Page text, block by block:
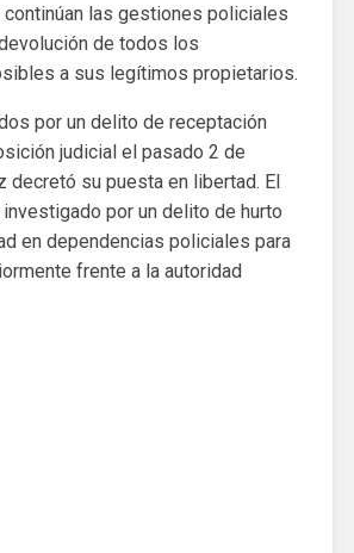
las gestiones policiales
de todos los
a sus legítimos propietarios.
por un delito de receptación
judicial el pasado 2 de
decretó su puesta en libertad. El
por un delito de hurto
en dependencias policiales para
frente a la autoridad